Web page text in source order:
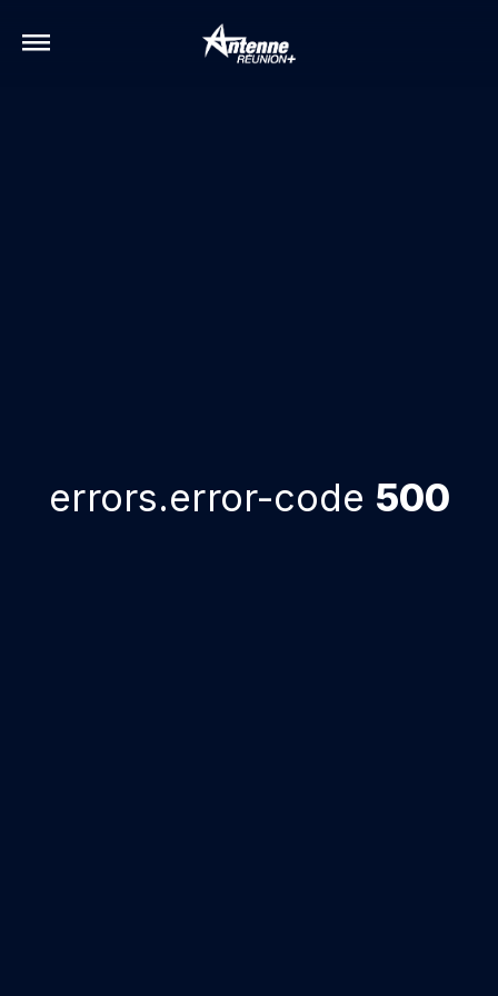
errors.error-code 500